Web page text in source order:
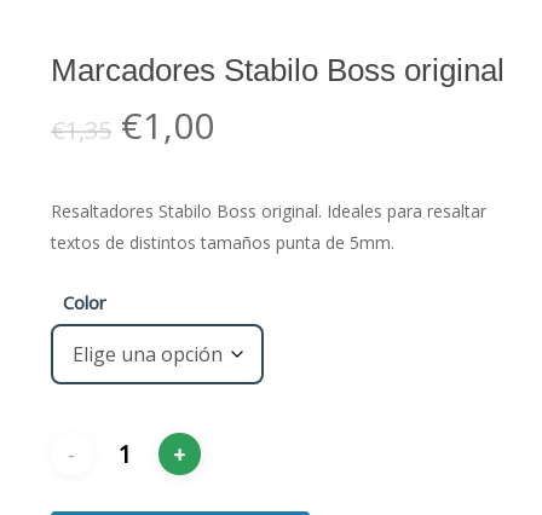
Marcadores Stabilo Boss original
€1,35 El
precio
original
era:
€1,00El
actual
es:
€1,00.
Resaltadores Stabilo Boss original. Ideales para resaltar
textos de distintos tamaños punta de 5mm.
Color